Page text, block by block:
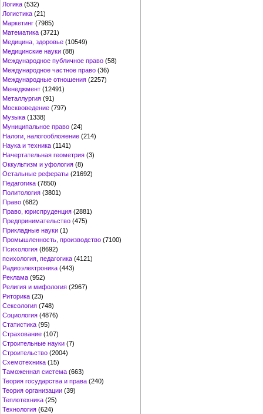
Логика (532)
Логистика (21)
Маркетинг (7985)
Математика (3721)
Медицина, здоровье (10549)
Медицинские науки (88)
Международное публичное право (58)
Международное частное право (36)
Международные отношения (2257)
Менеджмент (12491)
Металлургия (91)
Москвоведение (797)
Музыка (1338)
Муниципальное право (24)
Налоги, налогообложение (214)
Наука и техника (1141)
Начертательная геометрия (3)
Оккультизм и уфология (8)
Остальные рефераты (21692)
Педагогика (7850)
Политология (3801)
Право (682)
Право, юриспруденция (2881)
Предпринимательство (475)
Прикладные науки (1)
Промышленность, производство (7100)
Психология (8692)
психология, педагогика (4121)
Радиоэлектроника (443)
Реклама (952)
Религия и мифология (2967)
Риторика (23)
Сексология (748)
Социология (4876)
Статистика (95)
Страхование (107)
Строительные науки (7)
Строительство (2004)
Схемотехника (15)
Таможенная система (663)
Теория государства и права (240)
Теория организации (39)
Теплотехника (25)
Технология (624)